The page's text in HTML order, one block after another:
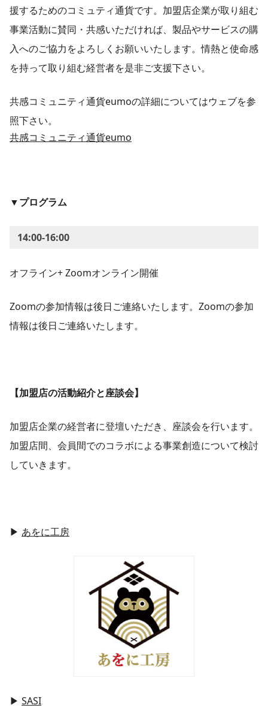
援するためのコミュティ通貨です。加盟店企業が取り組む
事業活動に賛同・共感いただければ、製品やサービスの購
入へのご協力をよろしくお願いいたします。情熱と使命感
を持って取り組む経営者を是非ご支援下さい。
共感コミュニティ通貨eumoの詳細についてはウェブを参
照下さい。
共感コミュニティ通貨eumo
▼プログラム
14:00-16:00
オフライン+ Zoomオンライン開催
Zoomの参加情報は後日ご連絡いたします。Zoomの参加
情報は後日ご連絡いたします。
【加盟店の活動紹介と座談会】
加盟店企業の経営者に登壇いただき、座談会を行います。
加盟店間、会員間でのコラボによる事業創造について検討
していきます。
▶ あをに工房
▶ SASI